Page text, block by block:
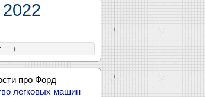
Компания Ford снова подняла цены на внедорожник Bronco 2022 модельного года
про Форд
легковых машин